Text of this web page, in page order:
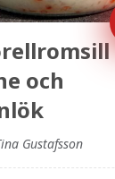
och
Gustafsson